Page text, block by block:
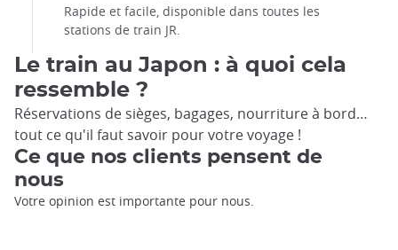
Rapide et facile, disponible dans toutes les
stations de train JR.
Le train au Japon : à quoi cela
ressemble ?
Réservations de sièges, bagages, nourriture à bord…
tout ce qu'il faut savoir pour votre voyage !
Ce que nos clients pensent de
nous
Votre opinion est importante pour nous.